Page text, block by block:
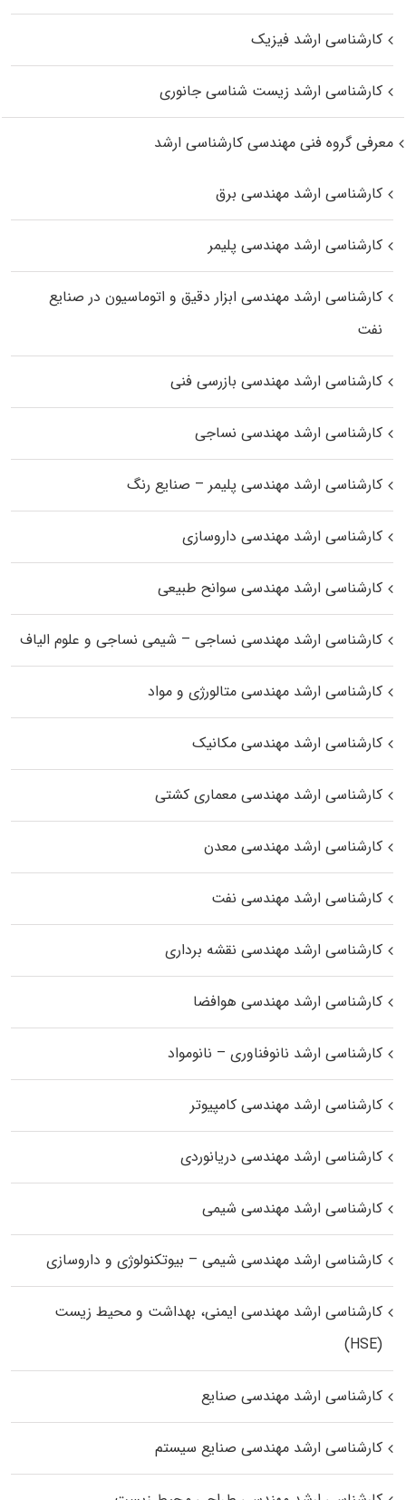
کارشناسی ارشد فیزیک
کارشناسی ارشد زیست‌ شناسی جانوری
معرفی گروه فنی مهندسی کارشناسی ارشد
کارشناسی ارشد مهندسی برق
کارشناسی ارشد مهندسی پلیمر
کارشناسی ارشد مهندسی ابزار دقیق و اتوماسیون در صنایع
نفت
کارشناسی ارشد مهندسی بازرسی فنی
کارشناسی ارشد مهندسی نساجی
کارشناسی ارشد مهندسی پلیمر – صنایع رنگ
کارشناسی ارشد مهندسی داروسازی
کارشناسی ارشد مهندسی سوانح طبیعی
کارشناسی ارشد مهندسی نساجی – شیمی نساجی و علوم الیاف
کارشناسی ارشد مهندسی متالورژی و مواد
کارشناسی ارشد مهندسی مکانیک
کارشناسی ارشد مهندسی معماری کشتی
کارشناسی ارشد مهندسی معدن
کارشناسی ارشد مهندسی نفت
کارشناسی ارشد مهندسی نقشه برداری
کارشناسی ارشد مهندسی هوافضا
کارشناسی ارشد نانوفناوری – نانومواد
کارشناسی ارشد مهندسی کامپیوتر
کارشناسی ارشد مهندسی دریانوردی
کارشناسی ارشد مهندسی شیمی
کارشناسی ارشد مهندسی شیمی – بیوتکنولوژی و داروسازی
کارشناسی ارشد مهندسی ایمنی، بهداشت و محیط زیست
(HSE)
کارشناسی ارشد مهندسی صنایع
کارشناسی ارشد مهندسی صنایع سیستم